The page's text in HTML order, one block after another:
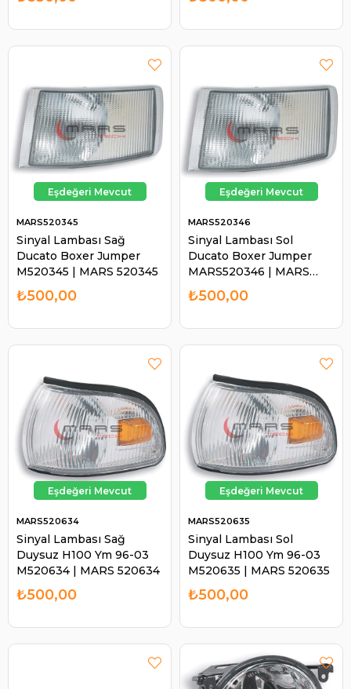
Sinyal Lambası Sağ
Ducato Boxer Jumper
M520345 | MARS 520345
MARS520345
₺500,00
Sinyal Lambası Sol
Ducato Boxer Jumper
MARS520346 | MARS
520346
MARS520346
₺500,00
Sinyal Lambası Sağ
Duysuz H100 Ym 96-03
M520634 | MARS 520634
MARS520634
₺500,00
Sinyal Lambası Sol
Duysuz H100 Ym 96-03
M520635 | MARS 520635
MARS520635
₺500,00